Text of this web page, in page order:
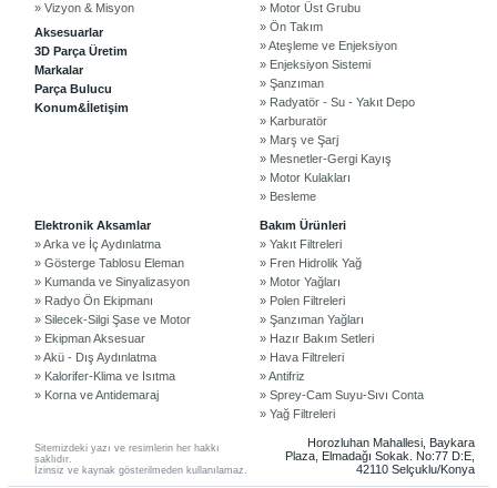
©2024 Courpar Otomotiv & Yedek Parça
Sitemizdeki yazı ve resimlerin her hakkı
saklıdır.
İzinsiz ve kaynak gösterilmeden kullanılamaz.
Horozluhan Mahallesi, Baykara
Plaza, Elmadağı Sokak. No:77 D:E,
42110 Selçuklu/Konya
» Vizyon & Misyon
Aksesuarlar
3D Parça Üretim
Markalar
Parça Bulucu
Konum&İletişim
» Motor Üst Grubu
» Ön Takım
» Ateşleme ve Enjeksiyon
» Enjeksiyon Sistemi
» Şanzıman
» Radyatör - Su - Yakıt Depo
» Karburatör
» Marş ve Şarj
» Mesnetler-Gergi Kayış
» Motor Kulakları
» Besleme
Elektronik Aksamlar
» Arka ve İç Aydınlatma
» Gösterge Tablosu Eleman
» Kumanda ve Sinyalizasyon
» Radyo Ön Ekipmanı
» Silecek-Silgi Şase ve Motor
» Ekipman Aksesuar
» Akü - Dış Aydınlatma
» Kalorifer-Klima ve Isıtma
» Korna ve Antidemaraj
Bakım Ürünleri
» Yakıt Filtreleri
» Fren Hidrolik Yağ
» Motor Yağları
» Polen Filtreleri
» Şanzıman Yağları
» Hazır Bakım Setleri
» Hava Filtreleri
» Antifriz
» Sprey-Cam Suyu-Sıvı Conta
» Yağ Filtreleri